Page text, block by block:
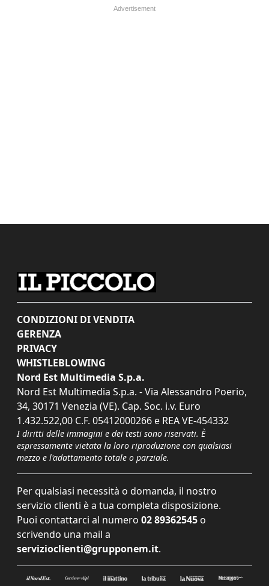
CONDIZIONI DI VENDITA
GERENZA
PRIVACY
WHISTLEBLOWING
Nord Est Multimedia S.p.a.
Nord Est Multimedia S.p.a. - Via Alessandro Poerio,
34, 30171 Venezia (VE). Cap. Soc. i.v. Euro
1.432.522,00 C.F. 05412000266 e REA VE-454332
I diritti delle immagini e dei testi sono riservati. È
espressamente vietata la loro riproduzione con qualsiasi
mezzo e l'adattamento totale o parziale.
Per qualsiasi necessità o domanda, il nostro
servizio clienti è a tua completa disposizione.
Puoi contattarci al numero 02 89362545 o
scrivendo una mail a
servizioclienti@grupponem.it.